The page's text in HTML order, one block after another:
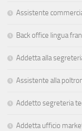
Assistente
Back office lingua
Addetta alla
Assistente alla
Addetto segreteria
Addetta ufficio